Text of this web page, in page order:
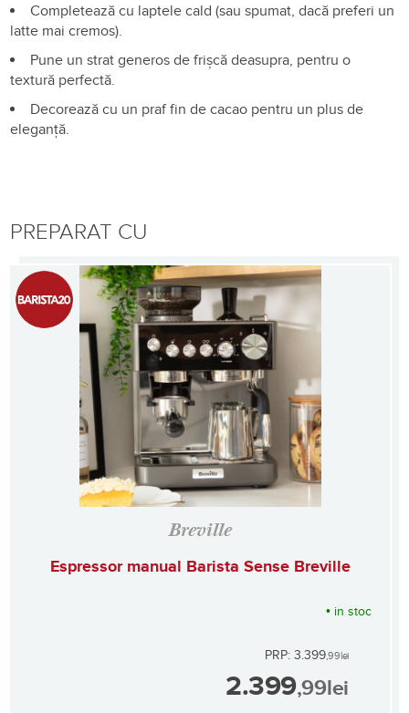
Completează cu laptele cald (sau spumat, dacă preferi un
latte mai cremos).
Pune un strat generos de frișcă deasupra, pentru o
textură perfectă.
Decorează cu un praf fin de cacao pentru un plus de
eleganță.
PREPARAT CU
Breville
Espressor manual Barista Sense Breville
• in stoc
PRP: 3.399,99lei
2.399,99lei